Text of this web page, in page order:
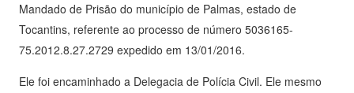
Mandado de Prisão do município de Palmas, estado de
Tocantins, referente ao processo de número 5036165-
75.2012.8.27.2729 expedido em 13/01/2016.
Ele foi encaminhado a Delegacia de Polícia Civil. Ele mesmo